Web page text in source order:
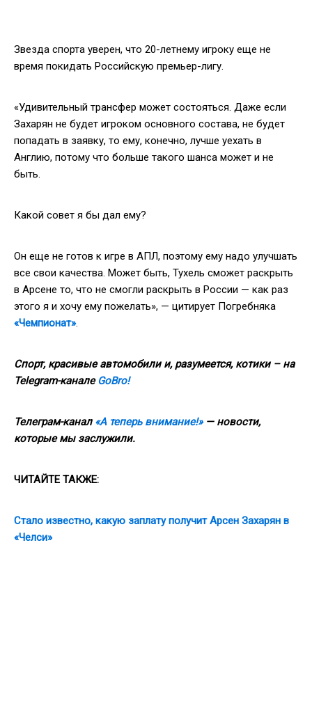
Звезда спорта уверен, что 20-летнему игроку еще не
время покидать Российскую премьер-лигу.
«Удивительный трансфер может состояться. Даже если
Захарян не будет игроком основного состава, не будет
попадать в заявку, то ему, конечно, лучше уехать в
Англию, потому что больше такого шанса может и не
быть.
Какой совет я бы дал ему?
Он еще не готов к игре в АПЛ, поэтому ему надо улучшать
все свои качества. Может быть, Тухель сможет раскрыть
в Арсене то, что не смогли раскрыть в России — как раз
этого я и хочу ему пожелать», — цитирует Погребняка
«Чемпионат».
Спорт, красивые автомобили и, разумеется, котики – на
Telegram-канале GoBro!
Телеграм-канал «А теперь внимание!»— новости,
которые мы заслужили.
ЧИТАЙТЕ ТАКЖЕ:
Стало известно, какую заплату получит Арсен Захарян в
«Челси»